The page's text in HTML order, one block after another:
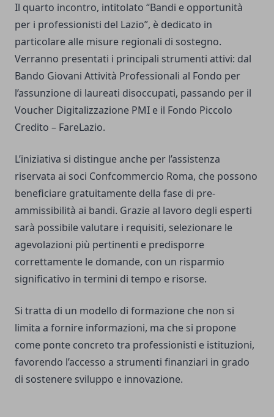
Il quarto incontro, intitolato “Bandi e opportunità
per i professionisti del Lazio”, è dedicato in
particolare alle misure regionali di sostegno.
Verranno presentati i principali strumenti attivi: dal
Bando Giovani Attività Professionali al Fondo per
l’assunzione di laureati disoccupati, passando per il
Voucher Digitalizzazione PMI e il Fondo Piccolo
Credito – FareLazio.
L’iniziativa si distingue anche per l’assistenza
riservata ai soci Confcommercio Roma, che possono
beneficiare gratuitamente della fase di pre-
ammissibilità ai bandi. Grazie al lavoro degli esperti
sarà possibile valutare i requisiti, selezionare le
agevolazioni più pertinenti e predisporre
correttamente le domande, con un risparmio
significativo in termini di tempo e risorse.
Si tratta di un modello di formazione che non si
limita a fornire informazioni, ma che si propone
come ponte concreto tra professionisti e istituzioni,
favorendo l’accesso a strumenti finanziari in grado
di sostenere sviluppo e innovazione.